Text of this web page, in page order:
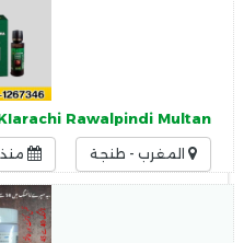
Rawalpindi Multan
المغرب - طنجة منذ 5 ثواني